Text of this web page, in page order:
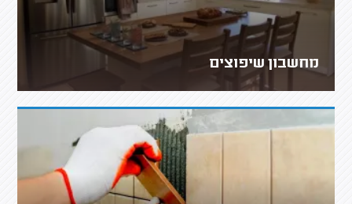
מחשבון שיפוצים